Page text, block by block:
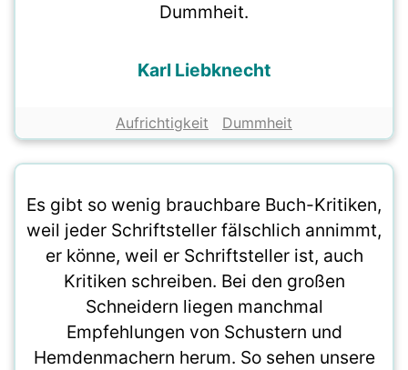
Dummheit.
Karl Liebknecht
Aufrichtigkeit Dummheit
Es gibt so wenig brauchbare Buch-Kritiken,
weil jeder Schriftsteller fälschlich annimmt,
er könne, weil er Schriftsteller ist, auch
Kritiken schreiben. Bei den großen
Schneidern liegen manchmal
Empfehlungen von Schustern und
Hemdenmachern herum. So sehen unsere